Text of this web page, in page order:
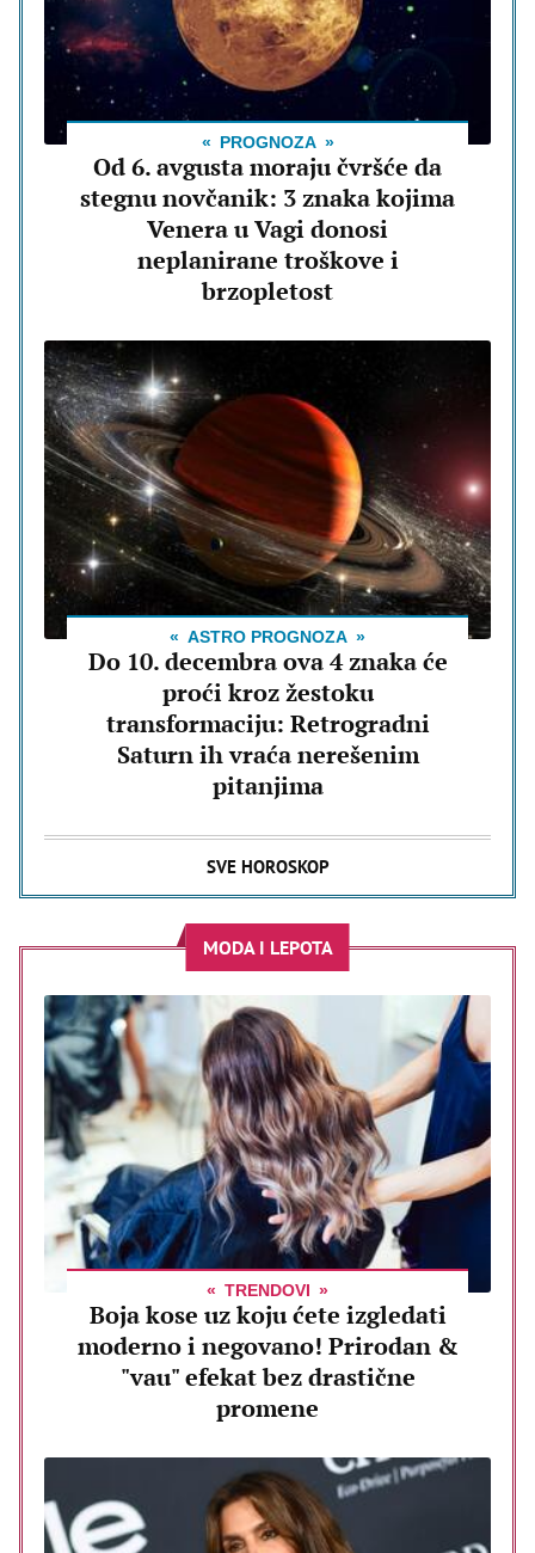
PROGNOZA
Od 6. avgusta moraju čvršće da
stegnu novčanik: 3 znaka kojima
Venera u Vagi donosi
neplanirane troškove i
brzopletost
ASTRO PROGNOZA
Do 10. decembra ova 4 znaka će
proći kroz žestoku
transformaciju: Retrogradni
Saturn ih vraća nerešenim
pitanjima
SVE HOROSKOP
MODA I LEPOTA
TRENDOVI
Boja kose uz koju ćete izgledati
moderno i negovano! Prirodan &
"vau" efekat bez drastične
promene